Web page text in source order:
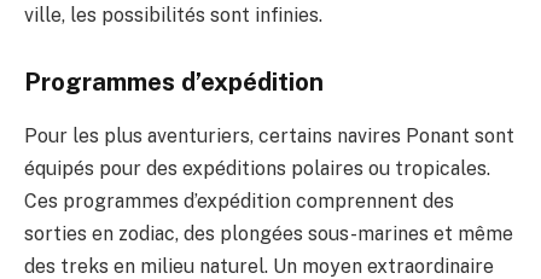
ville, les possibilités sont infinies.
Programmes d’expédition
Pour les plus aventuriers, certains navires Ponant sont
équipés pour des expéditions polaires ou tropicales.
Ces programmes d’expédition comprennent des
sorties en zodiac, des plongées sous-marines et même
des treks en milieu naturel. Un moyen extraordinaire